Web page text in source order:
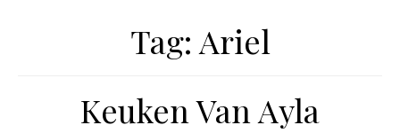
Tag: Ariel
Keuken Van Ayla